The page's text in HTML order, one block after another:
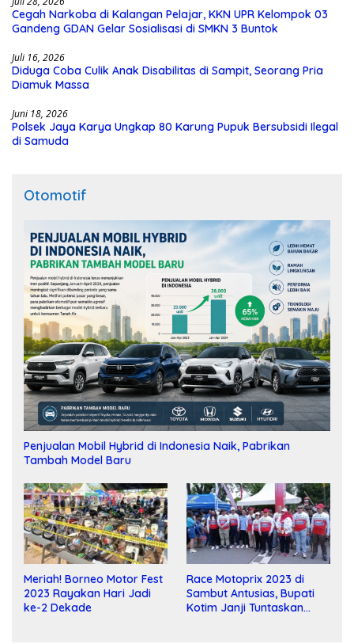
Cegah Narkoba di Kalangan Pelajar, KKN UPR Kelompok 03
Gandeng GDAN Gelar Sosialisasi di SMKN 3 Buntok
Juli 16, 2026
Diduga Coba Culik Anak Disabilitas di Sampit, Seorang Pria
Diamuk Massa
Juni 18, 2026
Polsek Jaya Karya Ungkap 80 Karung Pupuk Bersubsidi Ilegal
di Samuda
Otomotif
Penjualan Mobil Hybrid di Indonesia Naik, Pabrikan
Tambah Model Baru
Meriah! Borneo Motor Fest
2023 Rayakan Hari Jadi
ke-2 Dekade
Race Motoprix 2023 di
Sambut Antusias, Bupati
Kotim Janji Tuntaskan